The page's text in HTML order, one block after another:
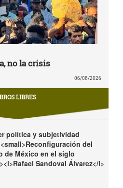
no la crisis
06/08/2026
LIBRES
política y subjetividad
del
de México en el siglo
Sandoval Álvarez</i>